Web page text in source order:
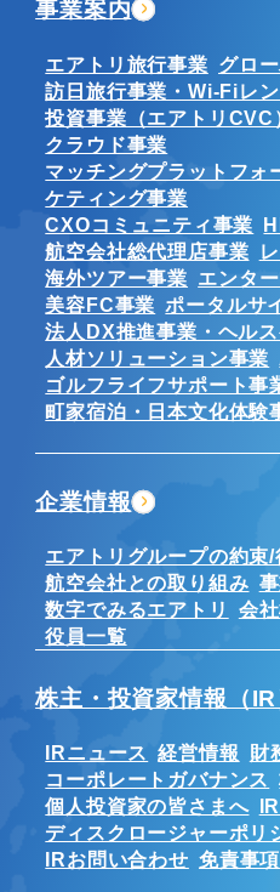
事業案内
エアトリ旅行事業 グロ
訪日旅行事業・Wi-Fiレ
投資事業（エアトリCVC
クラウド事業
マッチングプラットフォ
ケティング事業
CXOコミュニティ事業
航空会社総代理店事業
海外ツアー事業 エンタ
美容FC事業 ポータルサ
法人DX推進事業・ヘル
人材ソリューション事業
ゴルフライフサポート事
町家宿泊・日本文化体験
企業情報
エアトリグループの約束
航空会社との取り組み
数字でみるエアトリ
会
役員一覧
株主・投資家情報（IR
IRニュース 経営情報 財
コーポレートガバナンス
個人投資家の皆さまへ
ディスクロージャーポリ
IRお問い合わせ 免責事項